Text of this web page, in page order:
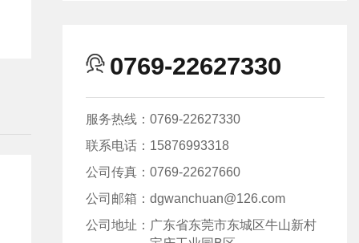
0769-22627330
服务热线： 0769-22627330
联系电话： 15876993318
公司传真： 0769-22627660
公司邮箱： dgwanchuan@126.com
公司地址： 广东省东莞市东城区牛山新村